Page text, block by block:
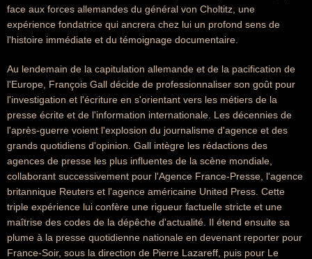
face aux forces allemandes du général von Choltitz, une
expérience fondatrice qui ancrera chez lui un profond sens de
l'histoire immédiate et du témoignage documentaire.
Au lendemain de la capitulation allemande et de la pacification de
l'Europe, François Gall décide de professionnaliser son goût pour
l'investigation et l'écriture en s'orientant vers les métiers de la
presse écrite et de l'information internationale. Les décennies de
l'après-guerre voient l'explosion du journalisme d'agence et des
grands quotidiens d'opinion. Gall intègre les rédactions des
agences de presse les plus influentes de la scène mondiale,
collaborant successivement pour l'Agence France-Presse, l'agence
britannique Reuters et l'agence américaine United Press. Cette
triple expérience lui confère une rigueur factuelle stricte et une
maîtrise des codes de la dépêche d'actualité. Il étend ensuite sa
plume à la presse quotidienne nationale en devenant reporter pour
France-Soir, sous la direction de Pierre Lazareff, puis pour Le